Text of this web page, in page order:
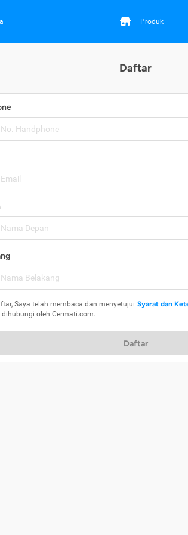
Produk
Daftar
Saya telah membaca dan menyetujui Syarat dan
dihubungi oleh Cermati.com.
Daftar